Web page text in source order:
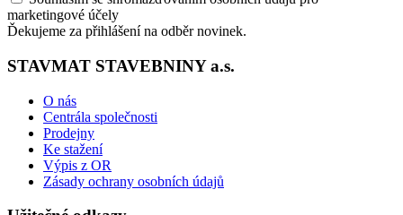
marketingové účely
Ďekujeme za přihlášení na odběr novinek.
STAVMAT STAVEBNINY a.s.
O nás
Centrála společnosti
Prodejny
Ke stažení
Výpis z OR
Zásady ochrany osobních údajů